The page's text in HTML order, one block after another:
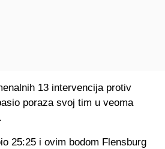
13 intervencija protiv
poraza svoj tim u veoma
25:25 i ovim bodom Flensburg